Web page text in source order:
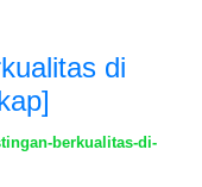
di
berkualitas-di-